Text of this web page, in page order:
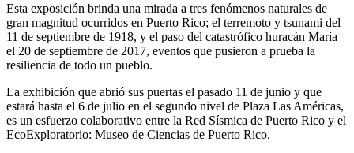
Esta exposición brinda una mirada a tres fenómenos naturales de
gran magnitud ocurridos en Puerto Rico; el terremoto y tsunami del
11 de septiembre de 1918, y el paso del catastrófico huracán María
el 20 de septiembre de 2017, eventos que pusieron a prueba la
resiliencia de todo un pueblo.
La exhibición que abrió sus puertas el pasado 11 de junio y que
estará hasta el 6 de julio en el segundo nivel de Plaza Las Américas,
es un esfuerzo colaborativo entre la Red Sísmica de Puerto Rico y el
EcoExploratorio: Museo de Ciencias de Puerto Rico.